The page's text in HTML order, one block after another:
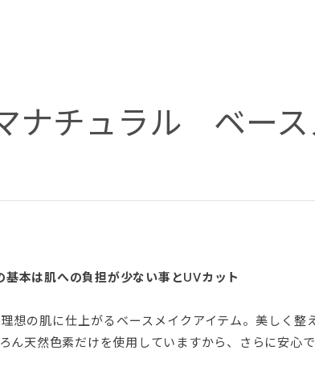
ナチュラル ベース
本は肌への負担が少ない事とUVカット
想の肌に仕上がるベースメイクアイテム。美しく整
ん天然色素だけを使用していますから、さらに安心で